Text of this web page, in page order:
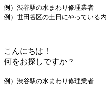
例）渋谷駅の水まわり修理業者
例）世田谷区の土日にやっている
こんにちは！
何をお探しですか？
例）渋谷駅の水まわり修理業者